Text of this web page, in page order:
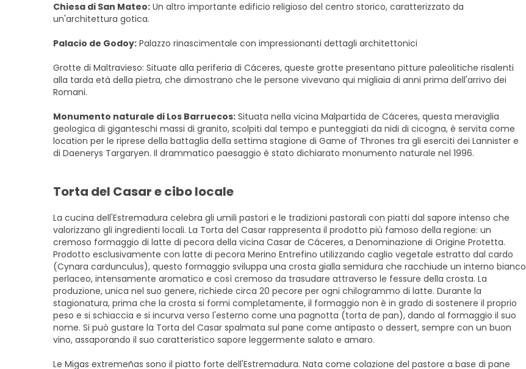
Chiesa di San Mateo: Un altro importante edificio religioso del centro storico, caratterizzato da
un'architettura gotica.
Palacio de Godoy: Palazzo rinascimentale con impressionanti dettagli architettonici
Grotte di Maltravieso: Situate alla periferia di Cáceres, queste grotte presentano pitture paleolitiche risalenti
alla tarda età della pietra, che dimostrano che le persone vivevano qui migliaia di anni prima dell'arrivo dei
Romani.
Monumento naturale di Los Barruecos: Situata nella vicina Malpartida de Cáceres, questa meraviglia
geologica di giganteschi massi di granito, scolpiti dal tempo e punteggiati da nidi di cicogna, è servita come
location per le riprese della battaglia della settima stagione di Game of Thrones tra gli eserciti dei Lannister e
di Daenerys Targaryen. Il drammatico paesaggio è stato dichiarato monumento naturale nel 1996.
Torta del Casar e cibo locale
La cucina dell'Estremadura celebra gli umili pastori e le tradizioni pastorali con piatti dal sapore intenso che
valorizzano gli ingredienti locali. La Torta del Casar rappresenta il prodotto più famoso della regione: un
cremoso formaggio di latte di pecora della vicina Casar de Cáceres, a Denominazione di Origine Protetta.
Prodotto esclusivamente con latte di pecora Merino Entrefino utilizzando caglio vegetale estratto dal cardo
(Cynara cardunculus), questo formaggio sviluppa una crosta gialla semidura che racchiude un interno bianco
perlaceo, intensamente aromatico e così cremoso da trasudare attraverso le fessure della crosta. La
produzione, unica nel suo genere, richiede circa 20 pecore per ogni chilogrammo di latte. Durante la
stagionatura, prima che la crosta si formi completamente, il formaggio non è in grado di sostenere il proprio
peso e si schiaccia e si incurva verso l'esterno come una pagnotta (torta de pan), dando al formaggio il suo
nome. Si può gustare la Torta del Casar spalmata sul pane come antipasto o dessert, sempre con un buon
vino, assaporando il suo caratteristico sapore leggermente salato e amaro.
Le Migas extremeñas sono il piatto forte dell'Estremadura. Nata come colazione del pastore a base di pane